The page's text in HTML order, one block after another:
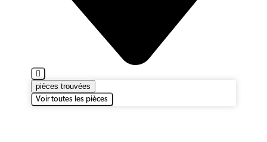
pièces trouvées
Voir toutes les pièces